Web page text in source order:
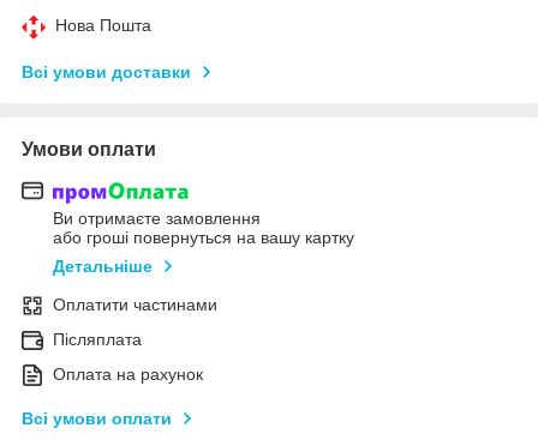
Нова Пошта
Всі умови доставки
Умови оплати
Ви отримаєте замовлення
або гроші повернуться на вашу картку
Детальніше
Оплатити частинами
Післяплата
Оплата на рахунок
Всі умови оплати